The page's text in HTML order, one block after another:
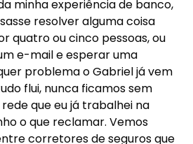
minha experiência de banco,
resolver alguma coisa
quatro ou cinco pessoas, ou
e-mail e esperar uma
problema o Gabriel já vem
flui, nunca ficamos sem
que eu já trabalhei na
o que reclamar. Vemos
corretores de seguros que